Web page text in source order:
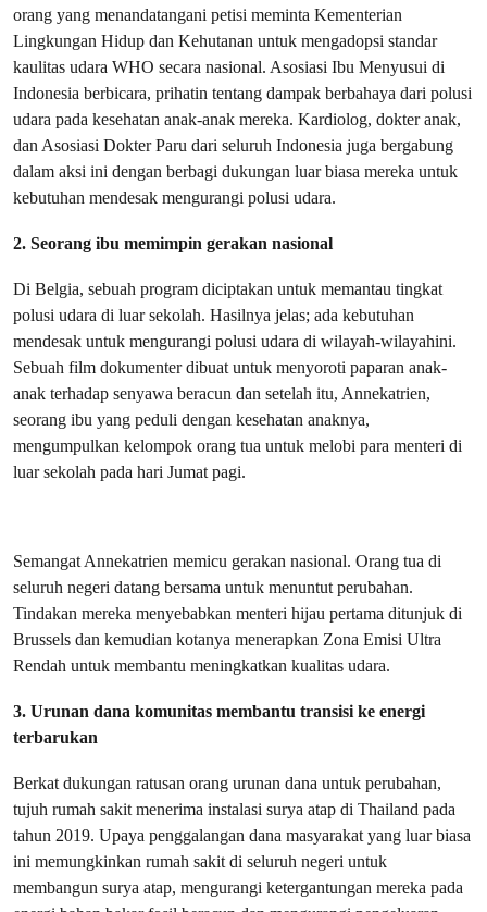
orang yang menandatangani petisi meminta Kementerian
Lingkungan Hidup dan Kehutanan untuk mengadopsi standar
kaulitas udara WHO secara nasional. Asosiasi Ibu Menyusui di
Indonesia berbicara, prihatin tentang dampak berbahaya dari polusi
udara pada kesehatan anak-anak mereka. Kardiolog, dokter anak,
dan Asosiasi Dokter Paru dari seluruh Indonesia juga bergabung
dalam aksi ini dengan berbagi dukungan luar biasa mereka untuk
kebutuhan mendesak mengurangi polusi udara.
2. Seorang ibu memimpin gerakan nasional
Di Belgia, sebuah program diciptakan untuk memantau tingkat
polusi udara di luar sekolah. Hasilnya jelas; ada kebutuhan
mendesak untuk mengurangi polusi udara di wilayah-wilayahini.
Sebuah film dokumenter dibuat untuk menyoroti paparan anak-
anak terhadap senyawa beracun dan setelah itu, Annekatrien,
seorang ibu yang peduli dengan kesehatan anaknya,
mengumpulkan kelompok orang tua untuk melobi para menteri di
luar sekolah pada hari Jumat pagi.
Semangat Annekatrien memicu gerakan nasional. Orang tua di
seluruh negeri datang bersama untuk menuntut perubahan.
Tindakan mereka menyebabkan menteri hijau pertama ditunjuk di
Brussels dan kemudian kotanya menerapkan Zona Emisi Ultra
Rendah untuk membantu meningkatkan kualitas udara.
3. Urunan dana komunitas membantu transisi ke energi
terbarukan
Berkat dukungan ratusan orang urunan dana untuk perubahan,
tujuh rumah sakit menerima instalasi surya atap di Thailand pada
tahun 2019. Upaya penggalangan dana masyarakat yang luar biasa
ini memungkinkan rumah sakit di seluruh negeri untuk
membangun surya atap, mengurangi ketergantungan mereka pada